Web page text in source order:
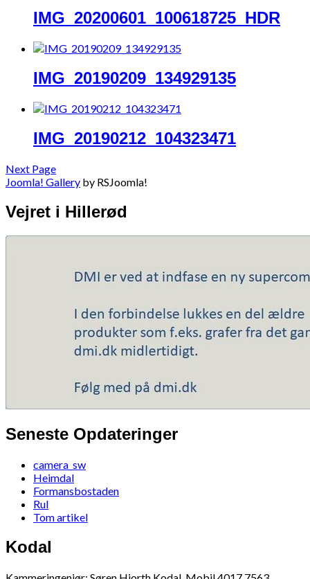
IMG_20200601_100618725_HDR
IMG_20190209_134929135
IMG_20190212_104323471
Next Page
Joomla! Gallery by RSJoomla!
Vejret i Hillerød
Seneste Opdateringer
camera_sw
Heimdal
Formansbostaden
Rul
Tom artikel
Kodal